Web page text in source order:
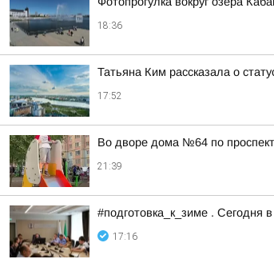
18:36
Татьяна Ким рассказала о
17:52
Во дворе дома №64 по
21:39
#подготовка_к_зиме . Сегодня
17:16